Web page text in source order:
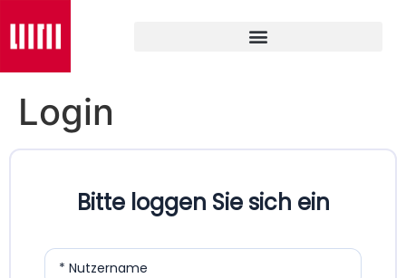
Login
Bitte loggen Sie sich ein
* Nutzername